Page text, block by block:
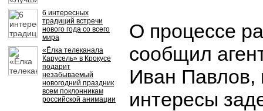
6 интересных
традиций встречи
нового года со всего
мира
«Ёлка телеканала
Карусель» в Крокусе
подарит
незабываемый
новогодний праздник
всем поклонникам
российской анимации
О процессе
сообщил
Иван Павлов,
интересы